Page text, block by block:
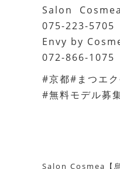
Salon Cosmea
075-223-5705
Envy by
072-866-1075
#京都#まつエ
#無料モデル募
Salon Cosmea【烏